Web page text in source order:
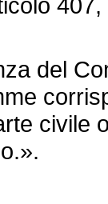
del
civile